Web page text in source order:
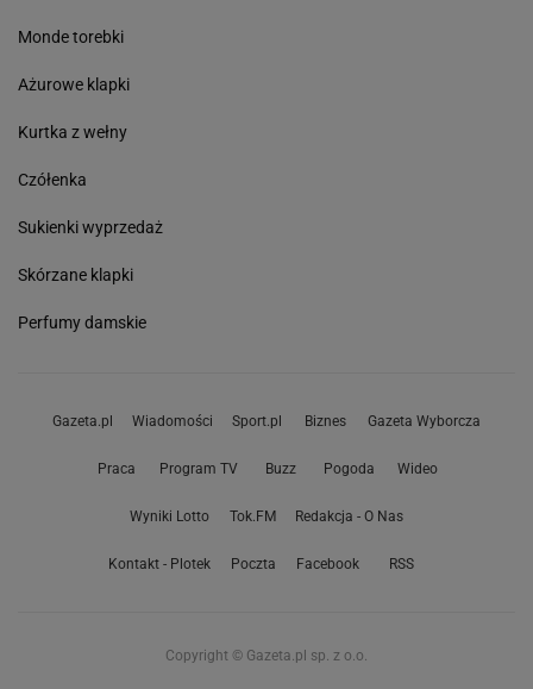
Monde torebki
Ażurowe klapki
Kurtka z wełny
Czółenka
Sukienki wyprzedaż
Skórzane klapki
Perfumy damskie
Gazeta.pl Wiadomości Sport.pl Biznes Gazeta Wyborcza
Praca Program TV Buzz Pogoda Wideo
Wyniki Lotto Tok.FM Redakcja - O Nas
Kontakt - Plotek Poczta Facebook RSS
Copyright © Gazeta.pl sp. z o.o.